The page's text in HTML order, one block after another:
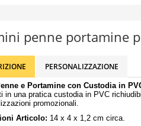
penne portamine
PERSONALIZZAZIONE
e Portamine con Custodia in
in una pratica custodia in PVC
promozionali.
Articolo: 14 x 4 x 1,2 cm circa.